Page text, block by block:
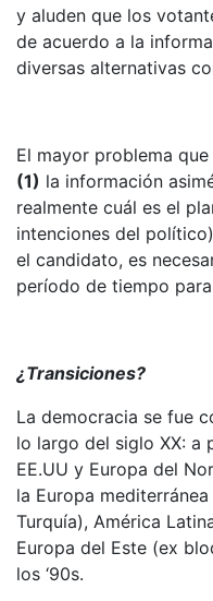
y aluden que los
de acuerdo a la
diversas alternativas
El mayor problema
(1) la información
realmente cuál es el
intenciones del
el candidato, es
período de tiempo
¿Transiciones?
La democracia se fue
lo largo del siglo XX: a
EE.UU y Europa del
la Europa
Turquía), América
Europa del Este (ex
los ‘90s.